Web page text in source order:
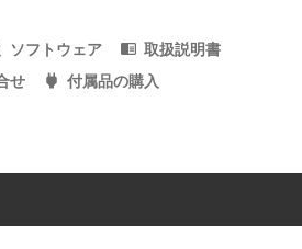
ソフトウェア
取扱説明書
せ 付属品の購入